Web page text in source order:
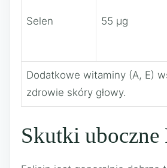
Selen 55 µg
Dodatkowe witaminy (A, E)
zdrowie skóry głowy.
Skutki uboczne